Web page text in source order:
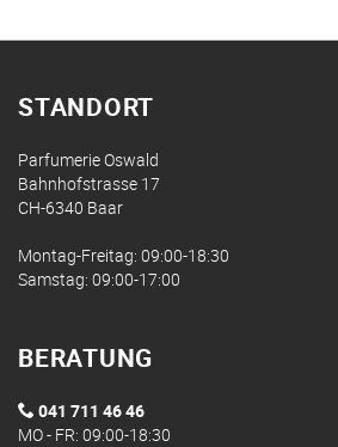
STANDORT
Parfumerie Oswald
Bahnhofstrasse 17
CH-6340 Baar
Montag-Freitag: 09:00-18:30
Samstag: 09:00-17:00
BERATUNG
041 711 46 46
MO - FR: 09:00-18:30